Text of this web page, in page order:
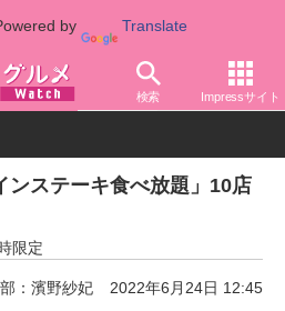
by Translate
検索 Impressサイト
ラン フォルクス
ンステーキ食べ放題」10店
限定
：濱野紗妃 2022年6月24日 12:45